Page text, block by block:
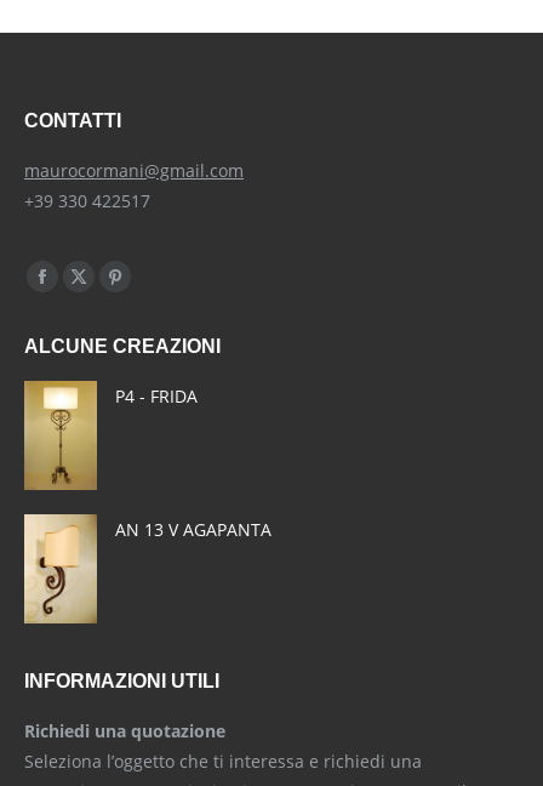
CONTATTI
maurocormani@gmail.com
+39 330 422517
Find us on:
Facebook
opens
in
new
window
X
opens
in
new
Pinterest
opens
ALCUNE CREAZIONI
P4 - FRIDA
AN 13 V AGAPANTA
INFORMAZIONI UTILI
Richiedi una quotazione
Seleziona l’oggetto che ti interessa e richiedi una